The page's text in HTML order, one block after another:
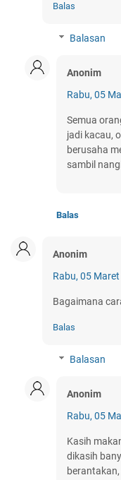
Balas
Balasan
Anonim
Rabu, 05
Semua
jadi kacau,
berusaha
sambil
Balas
Anonim
Rabu, 05
Bagaimana
Balas
Balasan
Anonim
Rabu, 05
Kasih
dikasih